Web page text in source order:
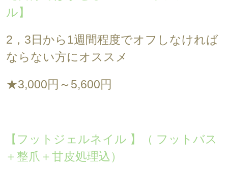
ル】
2，3日から1週間程度でオフしなければ
ならない方にオススメ
★3,000円～5,600円
【フットジェルネイル 】（ フットバス
＋整爪＋甘皮処理込）